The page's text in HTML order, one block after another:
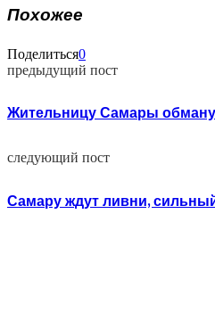
Похожее
Поделиться0
предыдущий пост
Жительницу Самары
следующий пост
Самару ждут ливни,